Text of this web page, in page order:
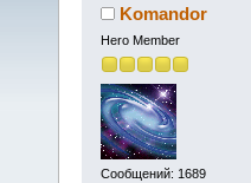
Komandor
Hero Member
Сообщений: 1689